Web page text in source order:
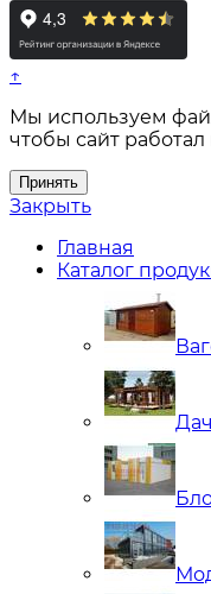
↑
Мы используем
чтобы сайт
Принять
Закрыть
Главная
Каталог